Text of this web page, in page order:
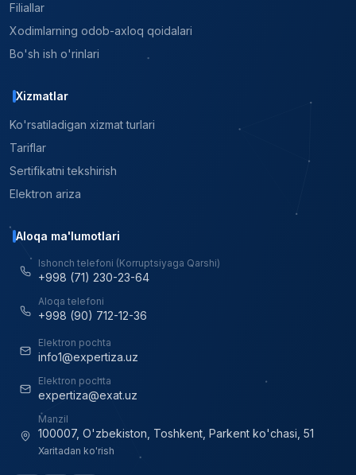
Filiallar
Xodimlarning odob-axloq qoidalari
Bo'sh ish o'rinlari
Xizmatlar
Ko'rsatiladigan xizmat turlari
Tariflar
Sertifikatni tekshirish
Elektron ariza
Aloqa ma'lumotlari
Ishonch telefoni (Korruptsiyaga Qarshi)
+998 (71) 230-23-64
Aloqa telefoni
+998 (90) 712-12-36
Elektron pochta
info1@expertiza.uz
Elektron pochta
expertiza@exat.uz
Manzil
100007, O'zbekiston, Toshkent, Parkent ko'chasi, 51
Xaritadan ko'rish